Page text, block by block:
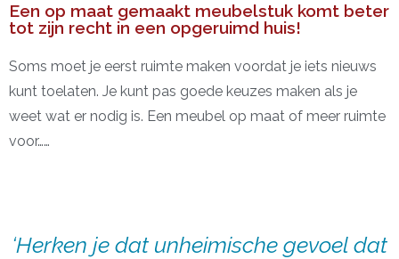
Een op maat gemaakt meubelstuk komt beter
tot zijn recht in een opgeruimd huis!
Soms moet je eerst ruimte maken voordat je iets nieuws
kunt toelaten. Je kunt pas goede keuzes maken als je
weet wat er nodig is. Een meubel op maat of meer ruimte
voor……
‘Herken je dat unheimische gevoel dat